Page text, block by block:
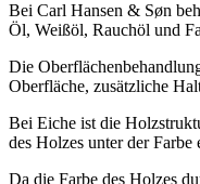
Bei Carl Hansen & Søn
Öl, Weißöl, Rauchöl und
Die
Oberfläche, zusätzliche
Bei Eiche ist die
des Holzes unter der Farbe
Da die Farbe des Holzes